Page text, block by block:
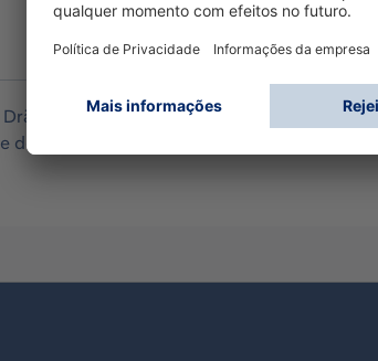
tube pump for measurements of
detection of diesel fuel and has the